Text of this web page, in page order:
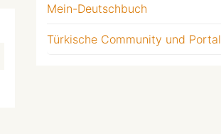
Mein-Deutschbuch
Türkische Community und Portal